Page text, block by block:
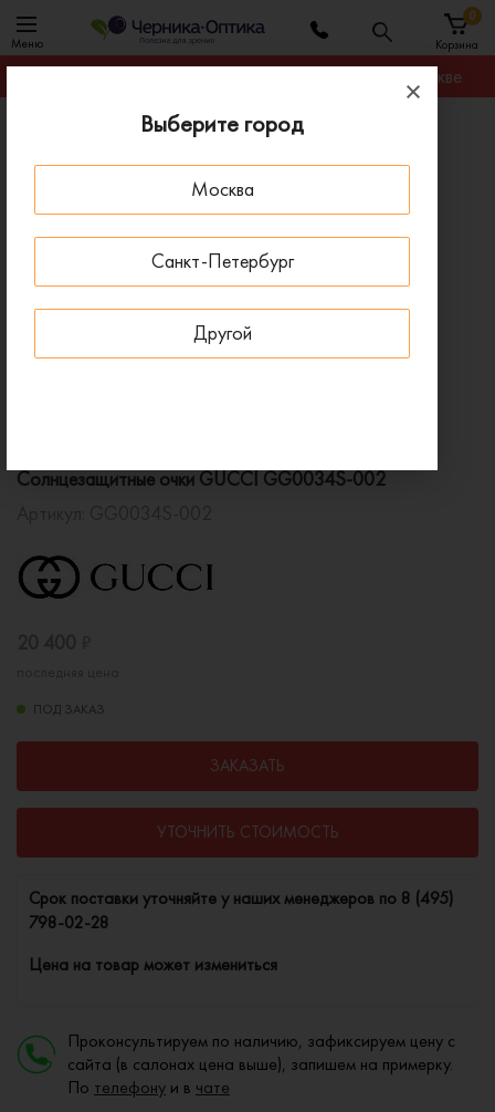
Выберите город
Москва
Санкт-Петербург
Другой
Меню Корзина
0
Гарантируем лучшую цену на любую оправу в Москве
Солнцезащитные очки
Солнцезащитные очки GUCCI GG0034S-002
Солнцезащитные очки GUCCI GG0034S-002
ПОД ЗАКАЗ
ЗАКАЗАТЬ
УТОЧНИТЬ СТОИМОСТЬ
Cрок поставки уточняйте у наших менеджеров по 8 (495)
798-02-28
Цена на товар может измениться
Проконсультируем по наличию, зафиксируем цену с
сайта (в салонах цена выше), запишем на примерку.
По телефону и в чате
ПОД ЗАКАЗ